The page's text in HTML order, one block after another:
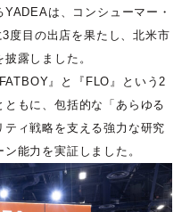
は、コンシューマー・
度目の出店を果たし、北米市
露しました。
』と『FLO』という2
もに、包括的な「あらゆる
ィ戦略を支える強力な研究
能力を実証しました。